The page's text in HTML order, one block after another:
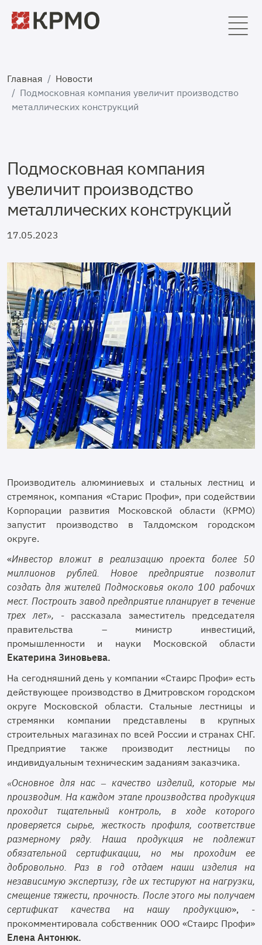
Главная
Новости
Подмосковная компания увеличит производство
металлических конструкций
Подмосковная компания
увеличит производство
металлических конструкций
17.05.2023
Производитель алюминиевых и стальных лестниц и
стремянок, компания «Старис Профи», при содействии
Корпорации развития Московской области (КРМО)
запустит производство в Талдомском городском
округе.
«Инвестор вложит в реализацию проекта более 50
миллионов рублей. Новое предприятие позволит
создать для жителей Подмосковья около 100 рабочих
мест. Построить завод предприятие планирует в течение
трех лет», - рассказала заместитель председателя
правительства – министр инвестиций,
промышленности и науки Московской области
Екатерина Зиновьева.
На сегодняшний день у компании «Стаирс Профи» есть
действующее производство в Дмитровском городском
округе Московской области. Стальные лестницы и
стремянки компании представлены в крупных
строительных магазинах по всей России и странах СНГ.
Предприятие также производит лестницы по
индивидуальным техническим заданиям заказчика.
«Основное для нас – качество изделий, которые мы
производим. На каждом этапе производства продукция
проходит тщательный контроль, в ходе которого
проверяется сырье, жесткость профиля, соответствие
размерному ряду. Наша продукция не подлежит
обязательной сертификации, но мы проходим ее
добровольно. Раз в год отдаем наши изделия на
независимую экспертизу, где их тестируют на нагрузки,
смещение тяжести, прочность. После этого мы получаем
сертификат качества на нашу продукцию», -
прокомментировала собственник ООО «Стаирс Профи»
Елена Антонюк.